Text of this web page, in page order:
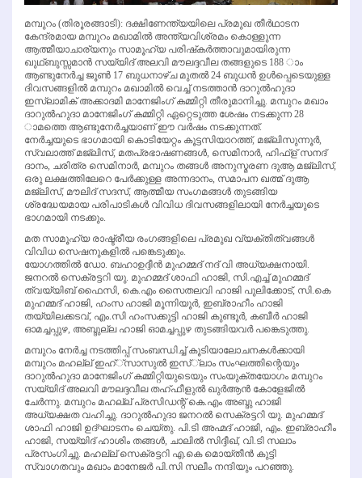
മമ്പുറം (തിരൂരങ്ങാടി): ദക്ഷിണേന്ത്യയിലെ പ്രമുഖ തീര്‍ഥാടന
കേന്ദ്രമായ മമ്പുറം മഖാമില്‍ അന്ത്യവിശ്രമം കൊള്ളുന്ന
ആത്മീയാചാര്യനും സാമൂഹ്യ പരിഷ്‌കര്‍ത്താവുമായിരുന്ന
ഖുഥ്ബുസ്സമാന്‍ സയ്യിദ് അലവി മൗലദ്ദവീല തങ്ങളുടെ 188 ാം
ആണ്ടുനേര്‍ച്ച ജൂണ്‍ 17 ബുധനാഴ്ച മുതല്‍ 24 ബുധന്‍ ഉള്‍പ്പെടെയുള്ള
ദിവസങ്ങളില്‍ മമ്പുറം മഖാമില്‍ വെച്ച് നടത്താന്‍ ദാറുല്‍ഹുദാ
ഇസ്ലാമിക് അക്കാദമി മാനേജിംഗ് കമ്മിറ്റി തീരുമാനിച്ചു. മമ്പുറം മഖാം
ദാറുല്‍ഹുദാ മാനേജിംഗ് കമ്മിറ്റി ഏറ്റെടുത്ത ശേഷം നടക്കുന്ന 28
ാമത്തെ ആണ്ടുനേര്‍ച്ചയാണ് ഈ വര്‍ഷം നടക്കുന്നത്.
നേര്‍ച്ചയുടെ ഭാഗമായി കൊടിയേറ്റം കൂട്ടസിയാറത്ത്, മജ്‌ലിസുന്നൂര്‍,
സ്വലാത്ത് മജ്‌ലിസ്, മതപ്രഭാഷണങ്ങള്‍, സെമിനാര്‍, ഹിഫ്‌ള് സനദ്
ദാനം, ചരിത്ര സെമിനാര്‍, മമ്പുറം തങ്ങള്‍ അനുസ്മരണ ദുആ മജ്‌ലിസ്,
ഒരു ലക്ഷത്തിലേറെ പേര്‍ക്കുള്ള അന്നദാനം, സമാപന ഖത്മ് ദുആ
മജ്‌ലിസ്, മൗലിദ് സദസ്, ആത്മീയ സംഗമങ്ങള്‍ തുടങ്ങിയ
ശ്രദ്ധേയമായ പരിപാടികള്‍ വിവിധ ദിവസങ്ങളിലായി നേര്‍ച്ചയുടെ
ഭാഗമായി നടക്കും.
മത സാമൂഹ്യ രാഷ്ട്രീയ രംഗങ്ങളിലെ പ്രമുഖ വ്യക്തിത്വങ്ങള്‍
വിവിധ സെഷനുകളില്‍ പങ്കെടുക്കും.
യോഗത്തില്‍ ഡോ. ബഹാഉദ്ദീന്‍ മുഹമ്മദ് നദ് വി അധ്യക്ഷനായി.
ജനറല്‍ സെക്രട്ടറി യു. മുഹമ്മദ് ശാഫി ഹാജി, സി.എച്ച് മുഹമ്മദ്
ത്വയ്യിബ് ഫൈസി, കെ.എം സൈതലവി ഹാജി പുലിക്കോട്, സി.കെ
മുഹമ്മദ് ഹാജി, ഹംസ ഹാജി മൂന്നിയൂര്‍, ഇബ്രാഹീം ഹാജി
തയ്യിലക്കടവ്, എം.സി ഹംസക്കുട്ടി ഹാജി കുണ്ടൂര്‍, കബീര്‍ ഹാജി
ഓമച്ചപ്പുഴ, അബ്ദുല്ല ഹാജി ഓമച്ചപ്പുഴ തുടങ്ങിയവര്‍ പങ്കെടുത്തു.
മമ്പുറം നേര്‍ച്ച നടത്തിപ്പ് സംബന്ധിച്ച് കൂടിയാലോചനകള്‍ക്കായി
മമ്പുറം മഹല്ല് ഇഹ്്‌സാസുല്‍ ഇസ്്‌ലാം സംഘത്തിന്റെയും
ദാറുല്‍ഹുദാ മാനേജിംഗ് കമ്മിറ്റിയുടെയും സംയുക്തയോഗം മമ്പുറം
സയ്യിദ് അലവി മൗലദ്ദവീല തഹ്ഫീളുല്‍ ഖുര്‍ആന്‍ കോളേജില്‍
ചേര്‍ന്നു. മമ്പുറം മഹല്ല് പ്രസിഡന്റ് കെ.എം അബ്ദു ഹാജി
അധ്യക്ഷത വഹിച്ചു. ദാറുല്‍ഹുദാ ജനറല്‍ സെക്രട്ടറി യു. മുഹമ്മദ്
ശാഫി ഹാജി ഉദ്ഘാടനം ചെയ്തു. പി.ടി അഹ്മദ് ഹാജി, എം. ഇബ്രാഹീം
ഹാജി, സയ്യിദ് ഹാശിം തങ്ങള്‍, ചാലില്‍ സിദ്ദീഖ്, വി.ടി സലാം
പ്രസംഗിച്ചു. മഹല്ല് സെക്രട്ടറി എ.കെ മൊയ്തീന്‍ കുട്ടി
സ്വാഗതവും മഖാം മാനേജര്‍ പി.സി സലീം നന്ദിയും പറഞ്ഞു.